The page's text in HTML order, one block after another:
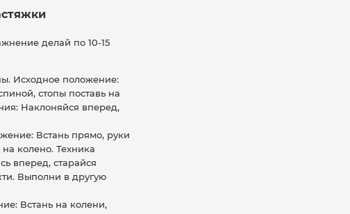
делай по 10-15
Исходное положение:
стопы поставь на
Наклоняйся вперед,
Встань прямо, руки
колено. Техника
вперед, старайся
Выполни в другую
Встань на колени,